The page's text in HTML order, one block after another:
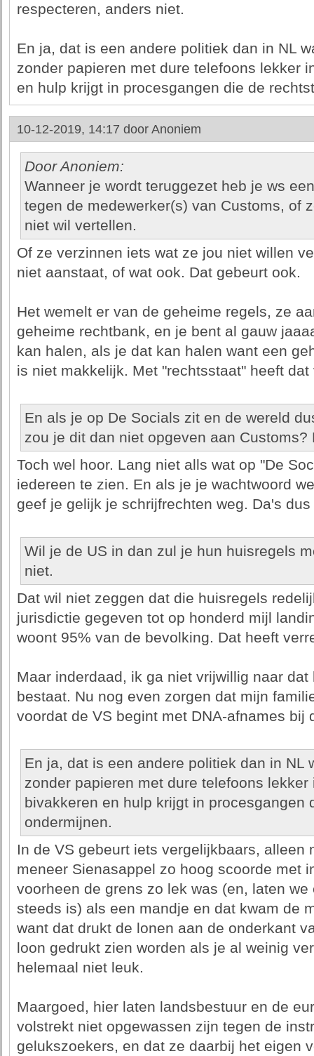
respecteren, anders niet.
En ja, dat is een andere politiek dan in NL
zonder papieren met dure telefoons lekker
en hulp krijgt in procesgangen die de
10-12-2019, 14:17 door Anoniem
Door Anoniem:
Wanneer je wordt teruggezet heb je ws
tegen de medewerker(s) van Customs, of
niet wil vertellen.
Of ze verzinnen iets wat ze jou niet willen
niet aanstaat, of wat ook. Dat gebeurt ook.
Het wemelt er van de geheime regels, ze
geheime rechtbank, en je bent al gauw
kan halen, als je dat kan halen want een
is niet makkelijk. Met "rechtsstaat" heeft
En als je op De Socials zit en de wereld
zou je dit dan niet opgeven aan
Toch wel hoor. Lang niet alls wat op "De
iedereen te zien. En als je je wachtwoord
geef je gelijk je schrijfrechten weg. Da's
Wil je de US in dan zul je hun huisregels
niet.
Dat wil niet zeggen dat die huisregels
jurisdictie gegeven tot op honderd mijl
woont 95% van de bevolking. Dat heeft
Maar inderdaad, ik ga niet vrijwillig naar
bestaat. Nu nog even zorgen dat mijn
voordat de VS begint met DNA-afnames bij
En ja, dat is een andere politiek dan in NL
zonder papieren met dure telefoons lekker
bivakkeren en hulp krijgt in procesgangen
ondermijnen.
In de VS gebeurt iets vergelijkbaars, alleen
meneer Sienasappel zo hoog scoorde met
voorheen de grens zo lek was (en, laten
steeds is) als een mandje en dat kwam de
want dat drukt de lonen aan de onderkant
loon gedrukt zien worden als je al weinig
helemaal niet leuk.
Maargoed, hier laten landsbestuur en de
volstrekt niet opgewassen zijn tegen de
gelukszoekers, en dat ze daarbij het eigen